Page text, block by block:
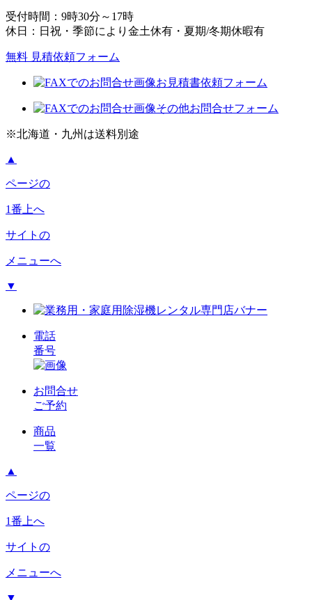
受付時間：9時30分～17時
休日：日祝・季節により金土休有・夏期/冬期休暇有
無料 見積依頼フォーム
お見積書依頼フォーム
その他お問合せフォーム
※北海道・九州は送料別途
▲
ページの
1番上へ
サイトの
メニューへ
▼
電話
番号
お問合せ
ご予約
商品
一覧
▲
ページの
1番上へ
サイトの
メニューへ
▼